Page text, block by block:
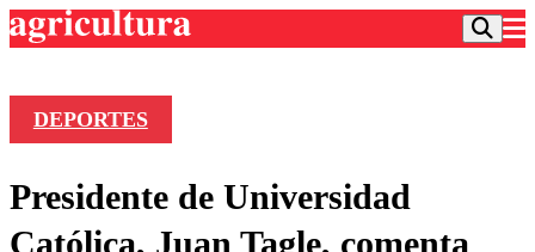
Frecuencias
Agricultura TV
DEPORTES
Presidente de Universidad
Católica, Juan Tagle, comenta